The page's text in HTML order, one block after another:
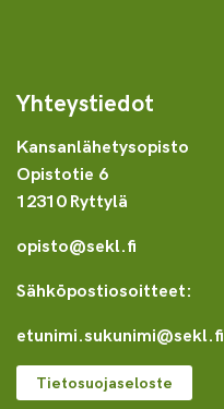
Yhteystiedot
Kansanlähetysopisto
Opistotie 6
12310 Ryttylä
opisto@sekl.fi
Sähköpostiosoitteet:
etunimi.sukunimi@sekl.fi
Tietosuojaseloste